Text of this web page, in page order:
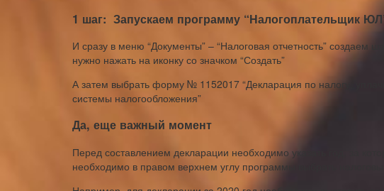
1 шаг: Запускаем программу “Налогоплательщик
И сразу в меню “Документы” – “Налоговая отчетность” создаем
нужно нажать на иконку со значком “Создать”
А затем выбрать форму № 1152017 “Декларация по налогу,
системы налогообложения”
Да, еще важный момент
Перед составлением декларации необходимо указать год, за
необходимо в правом верхнем углу программы выбрать